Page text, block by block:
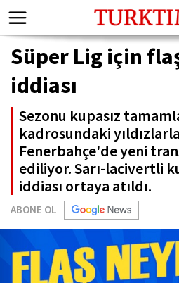
Süper Lig için
iddiası
Sezonu kupasız
kadrosundaki
Fenerbahçe'de yeni
ediliyor. Sarı-lacivertli
iddiası ortaya atıldı.
ABONE OL